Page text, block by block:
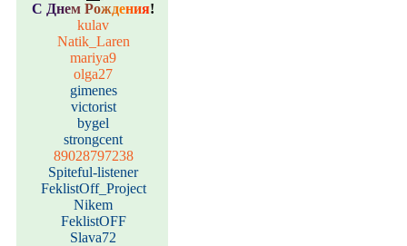
С Днем Рождения!
kulav
Natik_Laren
mariya9
olga27
gimenes
victorist
bygel
strongcent
89028797238
Spiteful-listener
FeklistOff_Project
Nikem
FeklistOFF
Slava72